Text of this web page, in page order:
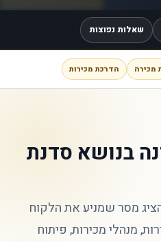
שאלות נפוצות
מכירה הדרכת מכירות
בנושא סדנת
מסר שמניע את הלקוח
מנהלי מכירות, פיתוח